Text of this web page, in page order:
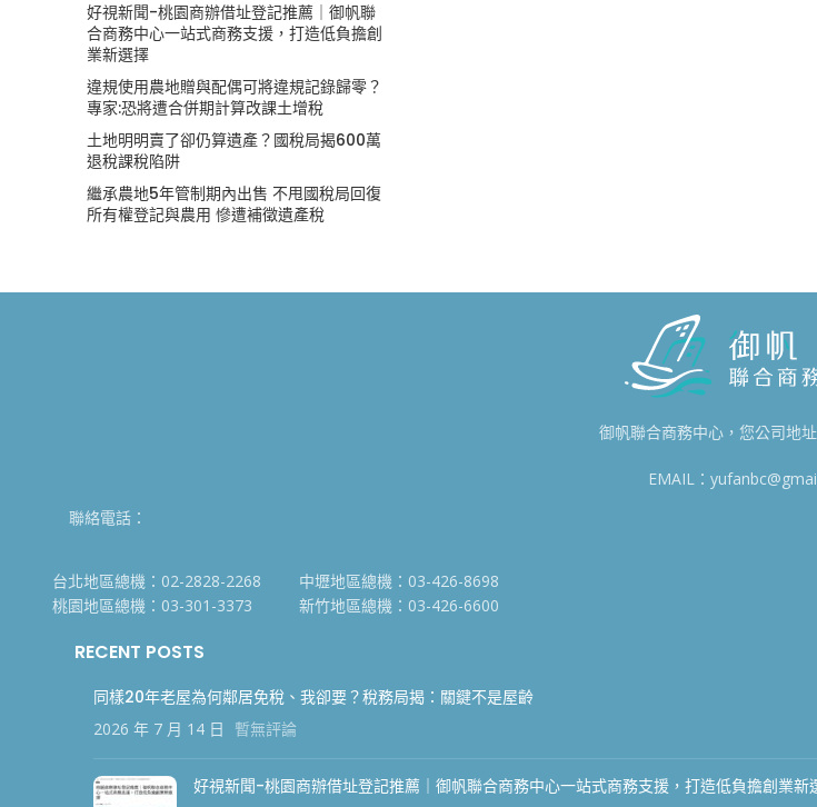
好視新聞-桃園商辦借址登記推薦｜御帆聯
合商務中心一站式商務支援，打造低負擔創
業新選擇
違規使用農地贈與配偶可將違規記錄歸零？
專家:恐將遭合併期計算改課土增稅
土地明明賣了卻仍算遺產？國稅局揭600萬
退稅課稅陷阱
繼承農地5年管制期內出售 不甩國稅局回復
所有權登記與農用 慘遭補徵遺產稅
御帆聯合商務中心，您公司地
聯絡電話：
台北地區總機：02-2828-2268
桃園地區總機：03-301-3373
中壢地區總機：03-426-8698
新竹地區總機：03-426-6600
EMAIL：
RECENT POSTS
同樣20年老屋為何鄰居免稅、我卻要？稅務局揭：關鍵不是屋齡
2026 年 7 月 14 日 暫無評論
好視新聞-桃園商辦借址登記推薦｜御帆聯合商務中心一站式商務支援，打造低負擔創業新